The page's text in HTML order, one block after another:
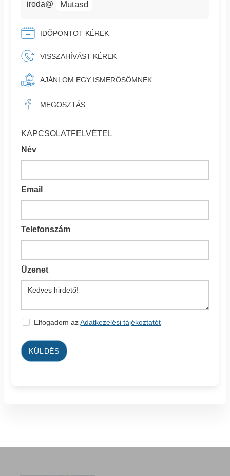
iroda@ Mutasd
IDŐPONTOT KÉREK
VISSZAHÍVÁST KÉREK
AJÁNLOM EGY ISMERŐSÖMNEK
MEGOSZTÁS
KAPCSOLATFELVÉTEL
Név
Email
Telefonszám
Üzenet
Elfogadom azAdatkezelési tájékoztatót
KÜLDÉS